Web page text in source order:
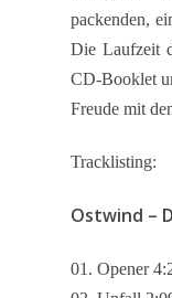
packenden,
Die Laufzeit
CD-Booklet
Freude mit
Tracklisting:
Ostwind –
01. Opener